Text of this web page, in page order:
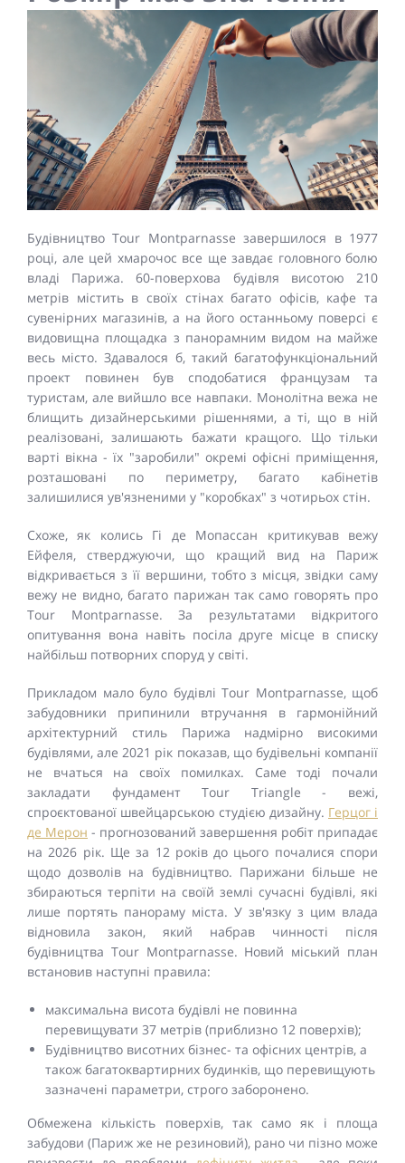
Будівництво Tour Montparnasse завершилося в 1977
році, але цей хмарочос все ще завдає головного болю
владі Парижа. 60-поверхова будівля висотою 210
метрів містить в своїх стінах багато офісів, кафе та
сувенірних магазинів, а на його останньому поверсі є
видовищна площадка з панорамним видом на майже
весь місто. Здавалося б, такий багатофункціональний
проект повинен був сподобатися французам та
туристам, але вийшло все навпаки. Монолітна вежа не
блищить дизайнерськими рішеннями, а ті, що в ній
реалізовані, залишають бажати кращого. Що тільки
варті вікна - їх "заробили" окремі офісні приміщення,
розташовані по периметру, багато кабінетів
залишилися ув'язненими у "коробках" з чотирьох стін.
Схоже, як колись Гі де Мопассан критикував вежу
Ейфеля, стверджуючи, що кращий вид на Париж
відкривається з її вершини, тобто з місця, звідки саму
вежу не видно, багато парижан так само говорять про
Tour Montparnasse. За результатами відкритого
опитування вона навіть посіла друге місце в списку
найбільш потворних споруд у світі.
Прикладом мало було будівлі Tour Montparnasse, щоб
забудовники припинили втручання в гармонійний
архітектурний стиль Парижа надмірно високими
будівлями, але 2021 рік показав, що будівельні компанії
не вчаться на своїх помилках. Саме тоді почали
закладати фундамент Tour Triangle - вежі,
спроєктованої швейцарською студією дизайну. Герцог і
де Мерон - прогнозований завершення робіт припадає
на 2026 рік. Ще за 12 років до цього почалися спори
щодо дозволів на будівництво. Парижани більше не
збираються терпіти на своїй землі сучасні будівлі, які
лише портять панораму міста. У зв'язку з цим влада
відновила закон, який набрав чинності після
будівництва Tour Montparnasse. Новий міський план
встановив наступні правила:
максимальна висота будівлі не повинна
перевищувати 37 метрів (приблизно 12 поверхів);
Будівництво висотних бізнес- та офісних центрів, а
також багатоквартирних будинків, що перевищують
зазначені параметри, строго заборонено.
Обмежена кількість поверхів, так само як і площа
забудови (Париж же не резиновий), рано чи пізно може